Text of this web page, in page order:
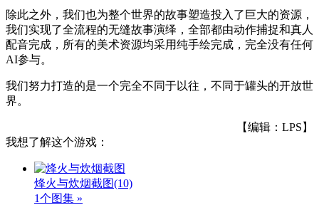
除此之外，我们也为整个世界的故事塑造投入了巨大的资源，
我们实现了全流程的无缝故事演绎，全部都由动作捕捉和真人
配音完成，所有的美术资源均采用纯手绘完成，完全没有任何
AI参与。
我们努力打造的是一个完全不同于以往，不同于罐头的开放世
界。
【编辑：LPS】
我想了解这个游戏：
烽火与炊烟截图(10)
1个图集 »